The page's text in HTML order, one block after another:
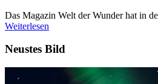
Das Magazin Welt der Wunder hat in
Weiterlesen
Neustes Bild